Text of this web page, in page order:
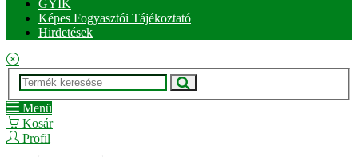
GYIK
Képes Fogyasztói Tájékoztató
Hirdetések
Menü
Kosár
Profil